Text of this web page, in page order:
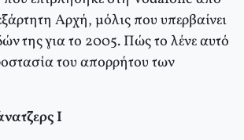
Αρχή, μόλις που υπερβαίνει
της για το 2005. Πώς το λένε αυτό
του απορρήτου των
Ι